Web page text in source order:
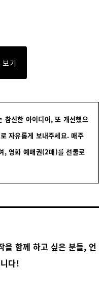
보기
참신한 아이디어, 또 개선했으
자유롭게 보내주세요. 매주
, 영화 예매권(2매)를 선물로
을 함께 하고 싶은 분들, 언
다!